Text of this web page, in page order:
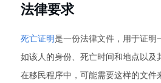
法律要求
死亡证明是一份法律文件，用于证明
如该人的身份、死亡时间和地点以及
在移民程序中，可能需要这样的文件